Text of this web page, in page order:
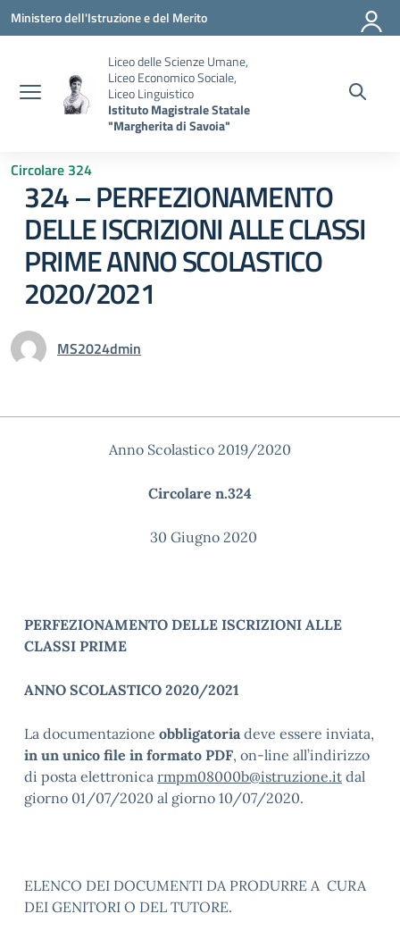
Vai ai contenuti
Vai al menu di navigazione
Vai al footer
Ministero dell'Istruzione e del Merito
Liceo delle Scienze Umane,
Liceo Economico Sociale,
Liceo Linguistico
Istituto Magistrale Statale
"Margherita di Savoia"
Circolare 324
324 – PERFEZIONAMENTO
DELLE ISCRIZIONI ALLE CLASSI
PRIME ANNO SCOLASTICO
2020/2021
MS2024dmin
Anno Scolastico 2019/2020
Circolare n.324
30 Giugno 2020
PERFEZIONAMENTO DELLE ISCRIZIONI ALLE
CLASSI PRIME
ANNO SCOLASTICO 2020/2021
La documentazione obbligatoriadeve essere inviata,
in un unico file in formato PDF, on-line all’indirizzo
di posta elettronica rmpm08000b@istruzione.it dal
giorno 01/07/2020 al giorno 10/07/2020.
ELENCO DEI DOCUMENTI DA PRODURRE A CURA
DEI GENITORI O DEL TUTORE.